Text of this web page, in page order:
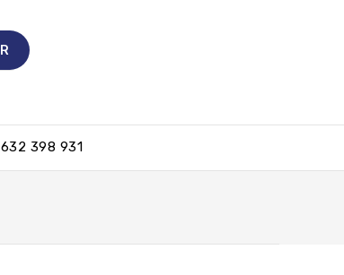
632 398 931